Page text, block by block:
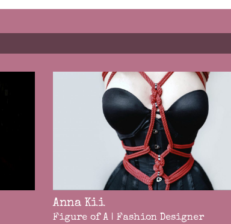
Anna Kii
Figure of A | Fashion Designer